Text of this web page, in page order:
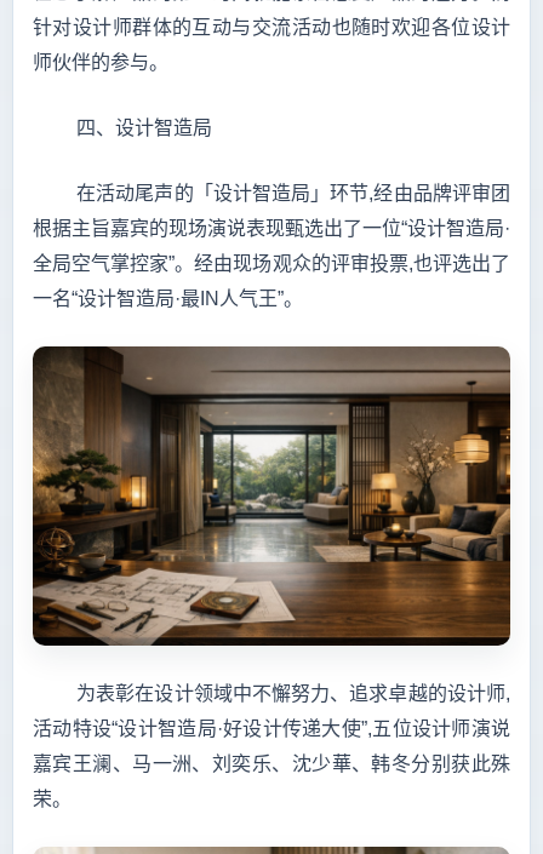
针对设计师群体的互动与交流活动也随时欢迎各位设计
师伙伴的参与。
四、设计智造局
在活动尾声的「设计智造局」环节,经由品牌评审团
根据主旨嘉宾的现场演说表现甄选出了一位“设计智造局·
全局空气掌控家”。经由现场观众的评审投票,也评选出了
一名“设计智造局·最IN人气王”。
为表彰在设计领域中不懈努力、追求卓越的设计师,
活动特设“设计智造局·好设计传递大使”,五位设计师演说
嘉宾王澜、马一洲、刘奕乐、沈少華、韩冬分别获此殊
荣。